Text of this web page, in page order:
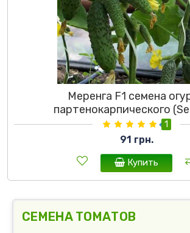
Меренга F1 семена
партенокарпического
1
91 грн.
Купить
СЕМЕНА ТОМАТОВ